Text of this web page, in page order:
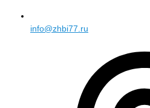
info@zhbi77.ru